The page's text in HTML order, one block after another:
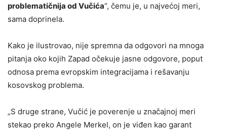
problematičnija od Vučića“, čemu je, u najvećoj meri,
sama doprinela.
Kako je ilustrovao, nije spremna da odgovori na mnoga
pitanja oko kojih Zapad očekuje jasne odgovore, poput
odnosa prema evropskim integracijama i rešavanju
kosovskog problema.
„S druge strane, Vučić je poverenje u značajnoj meri
stekao preko Angele Merkel, on je viđen kao garant